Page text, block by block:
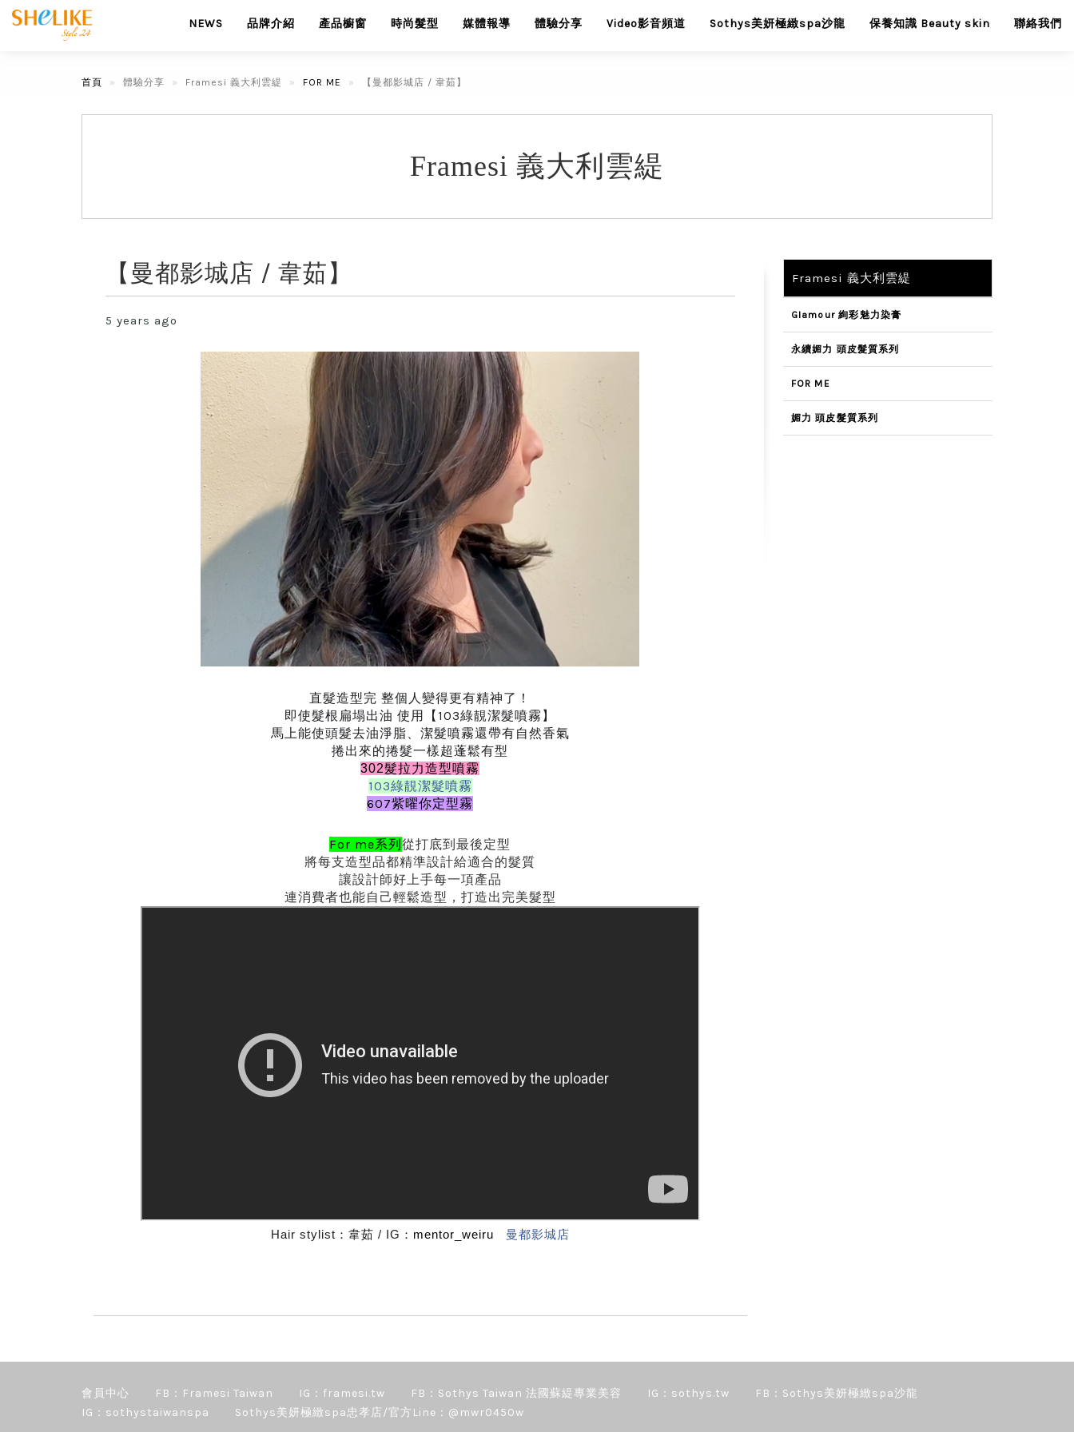
NEWS 品牌介紹 產品櫥窗 時尚髮型 媒體報導 體驗分享 Video影音頻道 Sothys美妍極緻spa沙龍 保養知識 Beauty skin 聯絡我們
首頁 體驗分享 Framesi 義大利雲緹 FOR ME 【曼都影城店 / 韋茹】
Framesi 義大利雲緹
【曼都影城店 / 韋茹】
5 years ago
直髮造型完 整個人變得更有精神了！
即使髮根扁塌出油 使用【103綠靚潔髮噴霧】
馬上能使頭髮去油淨脂、潔髮噴霧還帶有自然香氣
捲出來的捲髮一樣超蓬鬆有型
302髮拉力造型噴霧
103綠靚潔髮噴霧
607紫曜你定型霧
For me系列從打底到最後定型
將每支造型品都精準設計給適合的髮質
讓設計師好上手每一項產品
連消費者也能自己輕鬆造型，打造出完美髮型
Hair stylist：韋茹 / IG： mentor_weiru 曼都影城店
Framesi 義大利雲緹
Glamour 絢彩魅力染膏
永續媚力 頭皮髮質系列
FOR ME
媚力 頭皮髮質系列
會員中心 FB：Framesi Taiwan IG：framesi.tw FB：Sothys Taiwan 法國蘇緹專業美容 IG：sothys.tw
FB：Sothys美妍極緻spa沙龍
IG：sothystaiwanspa
Sothys美妍極緻spa忠孝店/官方Line：@mwr0450w